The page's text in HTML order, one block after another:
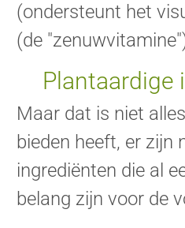
(ondersteunt het
(de
Plantaardige
Maar dat is niet
bieden heeft, er zijn
ingrediënten die al
belang zijn voor de